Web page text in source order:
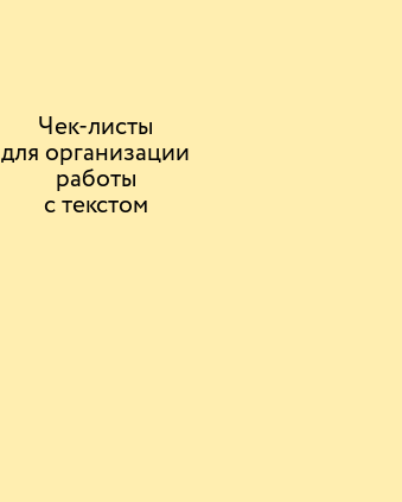
Чек-листы
для организации
работы
с текстом